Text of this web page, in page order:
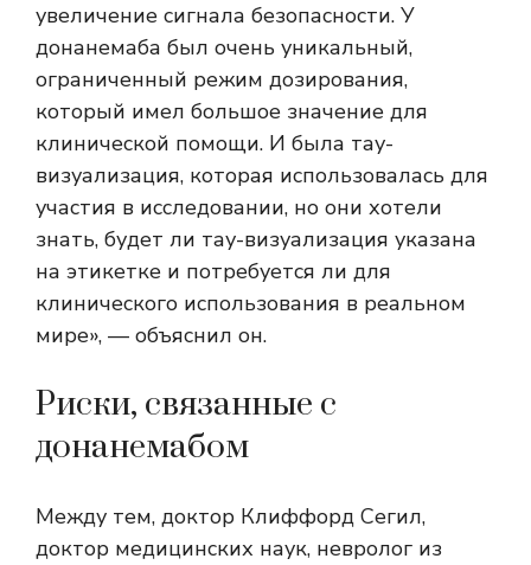
увеличение сигнала безопасности. У
донанемаба был очень уникальный,
ограниченный режим дозирования,
который имел большое значение для
клинической помощи. И была тау-
визуализация, которая использовалась для
участия в исследовании, но они хотели
знать, будет ли тау-визуализация указана
на этикетке и потребуется ли для
клинического использования в реальном
мире», — объяснил он.
Риски, связанные с
донанемабом
Между тем, доктор Клиффорд Сегил,
доктор медицинских наук, невролог из